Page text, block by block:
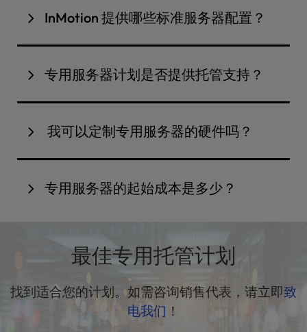
和安全等附加功能。您可以在专用服务器定价页面
查看专用托管计划页面上查看全部选项。
InMotion 提供哪些标准服务器配置？
InMotion 提供一系列选择，从配备 4 个 CPU 内核
过 1TB 内存的企业级服务器。如果企业不需要完全专
用的环境，也可以评估VPS 托管解决方案。
专用服务器计划是否提供托管支持？
InMotion 提供托管和非托管专用服务器。托管服务
管服务器则由您完全控制。了解托管托管服务 的更多
优势。
我可以定制专用服务器的硬件吗？
当然可以。您可以调整内存、存储类型SSD 或
于机构或经销商而言，经销商托管计划的扩展能力为
专用服务器的起始成本是多少？
求、安全要求或定制软件运行且不影响性能时，企业
通常会升级至专用服务器。
最佳专用托管计划
找到适合您的计划。如需咨询销售代表，请立即致
电我们 ！